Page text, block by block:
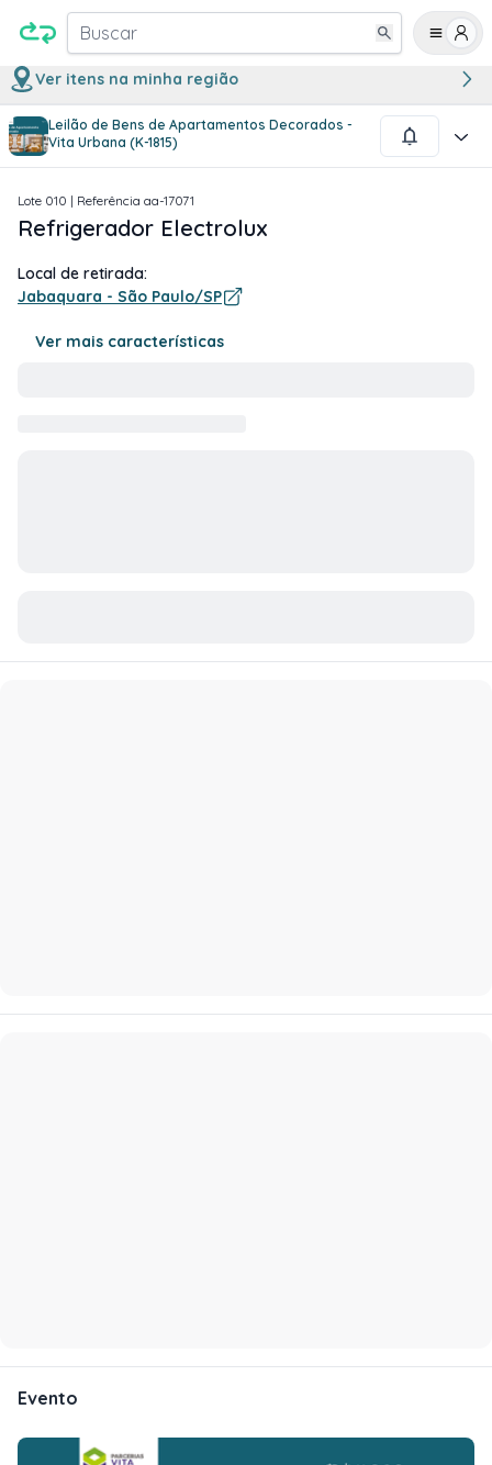
Buscar
Ver itens na minha região
Leilão de Bens de Apartamentos Decorados -
Vita Urbana (K-1815)
1/2
Lote 010 | Referência aa-17071
Refrigerador Electrolux
Local de retirada:
Jabaquara - São Paulo/SP
Ver mais características
Evento